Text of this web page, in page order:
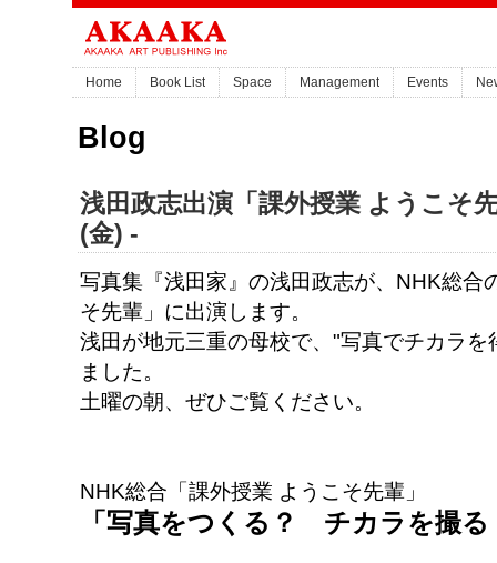
Home Book List Space Management Events
Blog
浅田政志出演「課外授業 ようこそ
(金) -
写真集『浅田家』の浅田政志が、NHK総
そ先輩」に出演します。
浅田が地元三重の母校で、"写真でチカラ
ました。
土曜の朝、ぜひご覧ください。
NHK総合「課外授業 ようこそ先輩」
「写真をつくる？ チカラを撮る